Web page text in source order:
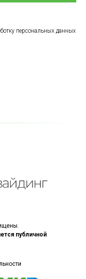
персональных данных
публичной